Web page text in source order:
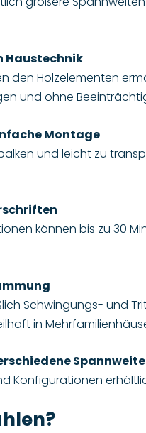
Haustechnik
den Holzelementen
und ohne
Montage
und leicht zu
können bis zu 30
Schwingungs- und
in
Konfigurationen